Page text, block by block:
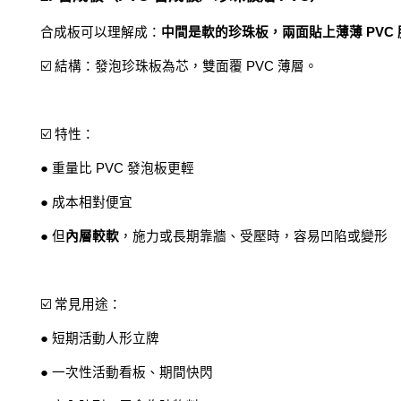
合成板可以理解成： 中間是軟的珍珠板，兩面貼上薄薄 PVC
☑️ 結構：發泡珍珠板為芯，雙面覆 PVC 薄層。
☑️ 特性：
● 重量比 PVC 發泡板更輕
● 成本相對便宜
● 但內層較軟 ，施力或長期靠牆、受壓時，容易凹陷或變形
☑️ 常見用途：
● 短期活動人形立牌
● 一次性活動看板、期間快閃